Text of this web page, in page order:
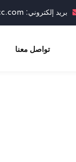
بريد إلكتروني: info@sisdevgcc.com
تواصل معنا